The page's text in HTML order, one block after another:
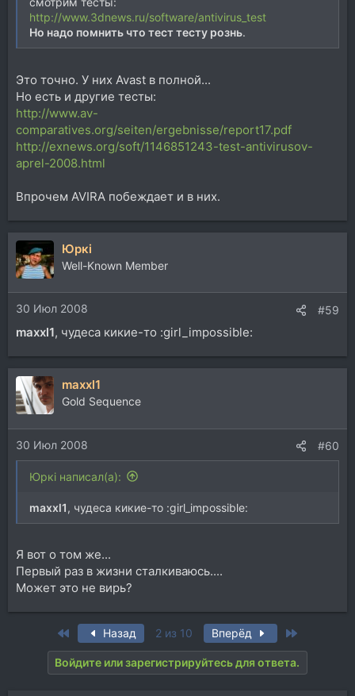
http://www.3dnews.ru/software/antivirus_test
Но надо помнить что тест тесту рознь.
Это точно. У них Avast в полной...
Но есть и другие тесты:
http://www.av-
comparatives.org/seiten/ergebnisse/report17.pdf
http://exnews.org/soft/1146851243-test-antivirusov-
aprel-2008.html
Впрочем AVIRA побеждает и в них.
Юркi
Well-Known Member
30 Июл 2008 #59
maxxl1, чудеса кикие-то :girl_impossible:
maxxl1
Gold Sequence
30 Июл 2008 #60
Юркi написал(а):
maxxl1, чудеса кикие-то :girl_impossible:
Я вот о том же...
Первый раз в жизни сталкиваюсь....
Может это не вирь?
First Назад 2 из 10 Вперёд
Войдите или зарегистрируйтесь для ответа.